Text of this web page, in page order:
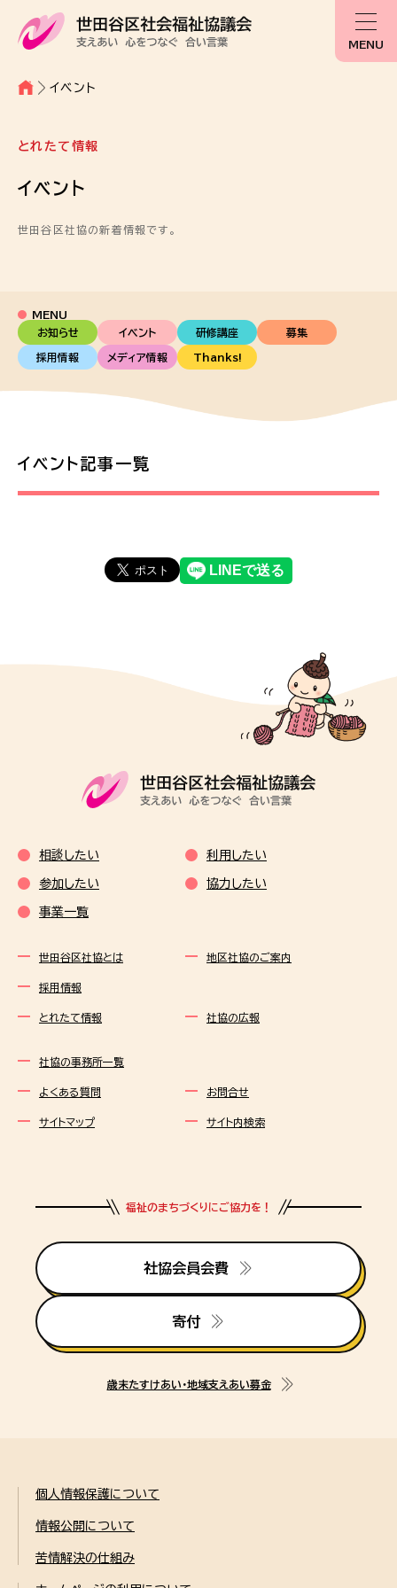
MENU
イベント
とれたて情報
イベント
世田谷区社協の新着情報です。
MENU
お知らせ
イベント 研修講座 募集
採用情報 メディア情報 Thanks!
イベント記事一覧
相談したい 利用したい
参加したい 協力したい
事業一覧
世田谷区社協とは 地区社協のご案内
採用情報
とれたて情報 社協の広報
社協の事務所一覧
よくある質問 お問合せ
サイトマップ サイト内検索
福祉のまちづくりにご協力を！
社協会員会費
寄付
歳末たすけあい・地域支えあい募金
個人情報保護について
情報公開について
苦情解決の仕組み